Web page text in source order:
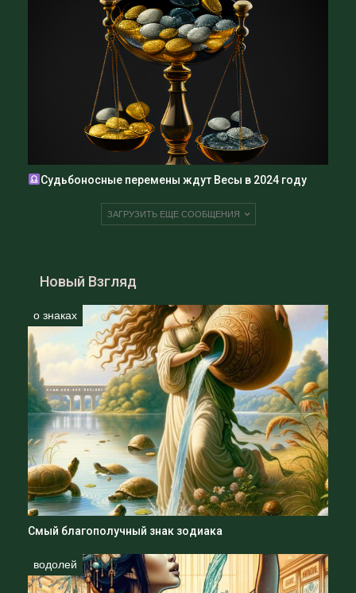
Судьбоносные перемены ждут Весы в 2024 году
ЗАГРУЗИТЬ ЕЩЕ СООБЩЕНИЯ
Новый Взгляд
о знаках
Смый благополучный знак зодиака
водолей